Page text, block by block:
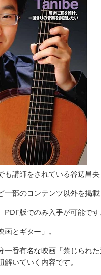
講師をされている谷辺昌央
部のコンテンツ以外を掲載
版でのみ入手が可能です
とギター」。
一番有名な映画「禁じられ
いていく内容です。